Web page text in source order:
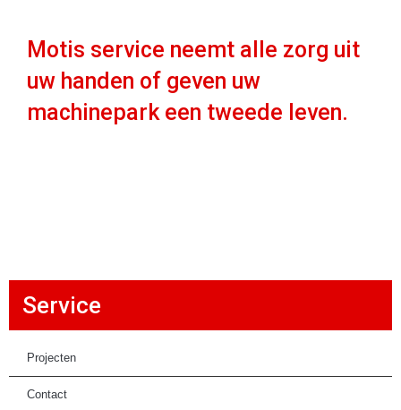
Motis service neemt alle zorg uit
uw handen of geven uw
machinepark een tweede leven.
Service
Projecten
Contact